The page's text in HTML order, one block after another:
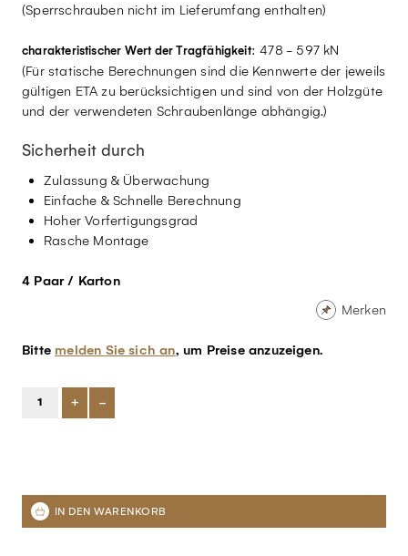
(Sperrschrauben nicht im Lieferumfang enthalten)
charakteristischer Wert der Tragfähigkeit: 478 - 597 kN
(Für statische Berechnungen sind die Kennwerte der jeweils
gültigen ETA zu berücksichtigen und sind von der Holzgüte
und der verwendeten Schraubenlänge abhängig.)
Sicherheit durch
Zulassung & Überwachung
Einfache & Schnelle Berechnung
Hoher Vorfertigungsgrad
Rasche Montage
4 Paar / Karton
Merken
Bitte melden Sie sich an, um Preise anzuzeigen.
+ -